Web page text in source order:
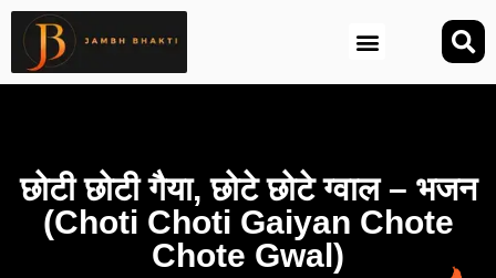
छोटी छोटी गैया, छोटे छोटे ग्वाल – भजन
(Choti Choti Gaiyan Chote
Chote Gwal)